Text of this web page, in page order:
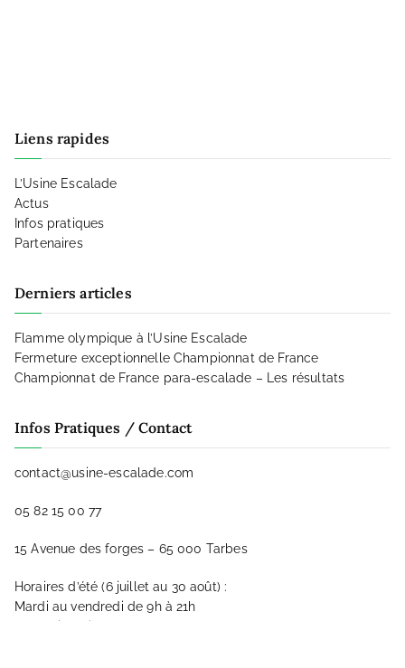
Liens rapides
L’Usine Escalade
Actus
Infos pratiques
Partenaires
Derniers articles
Flamme olympique à l’Usine Escalade
Fermeture exceptionnelle Championnat de France
Championnat de France para-escalade – Les résultats
Infos Pratiques / Contact
contact@usine-escalade.com
05 82 15 00 77
15 Avenue des forges – 65 000 Tarbes
Horaires d’été (6 juillet au 30 août) :
Mardi au vendredi de 9h à 21h